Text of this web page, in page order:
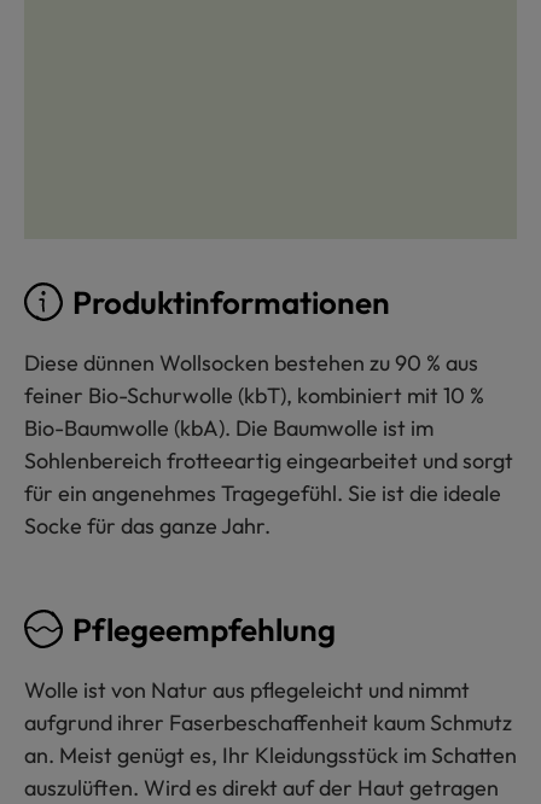
Produktinformationen
Diese dünnen Wollsocken bestehen zu 90 % aus
feiner Bio-Schurwolle (kbT), kombiniert mit 10 %
Bio-Baumwolle (kbA). Die Baumwolle ist im
Sohlenbereich frotteeartig eingearbeitet und sorgt
für ein angenehmes Tragegefühl. Sie ist die ideale
Socke für das ganze Jahr.
Pflegeempfehlung
Wolle ist von Natur aus pflegeleicht und nimmt
aufgrund ihrer Faserbeschaffenheit kaum Schmutz
an. Meist genügt es, Ihr Kleidungsstück im Schatten
auszulüften. Wird es direkt auf der Haut getragen